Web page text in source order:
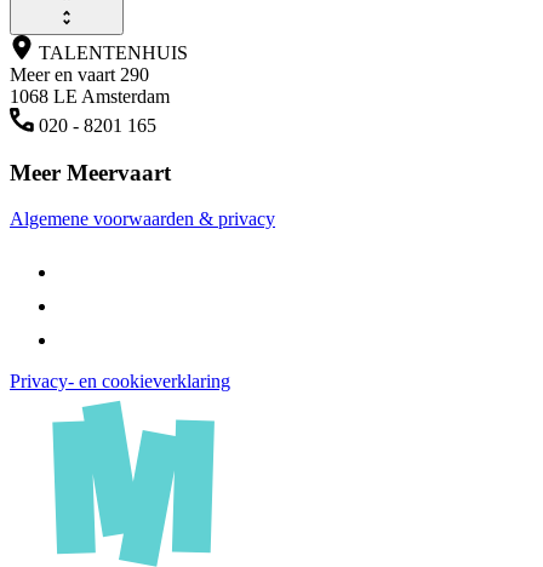
TALENTENHUIS
Meer en vaart 290
1068 LE Amsterdam
020 - 8201 165
Meer Meervaart
Algemene voorwaarden & privacy
Privacy- en cookieverklaring